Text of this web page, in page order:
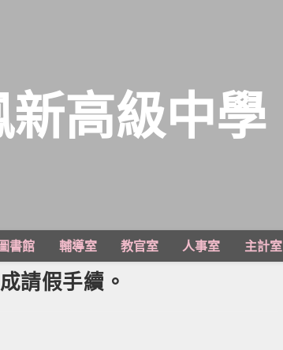
高級中學
書館 輔導室 教官室 人事室 主計室
請假手續。